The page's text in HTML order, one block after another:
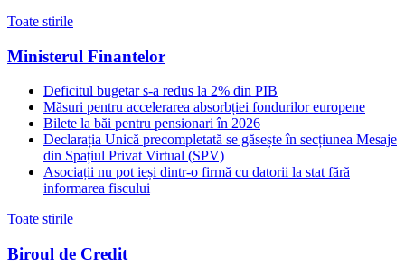
Toate stirile
Ministerul Finantelor
Deficitul bugetar s-a redus la 2% din PIB
Măsuri pentru accelerarea absorbției fondurilor europene
Bilete la băi pentru pensionari în 2026
Declarația Unică precompletată se găsește în secțiunea Mesaje
din Spațiul Privat Virtual (SPV)
Asociații nu pot ieși dintr-o firmă cu datorii la stat fără
informarea fiscului
Toate stirile
Biroul de Credit